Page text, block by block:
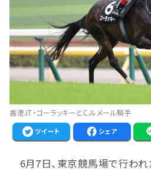
香港JT・ゴーラッキーとC.ルメール騎手
ツイート シェア
6月7日、東京競馬場で行われ